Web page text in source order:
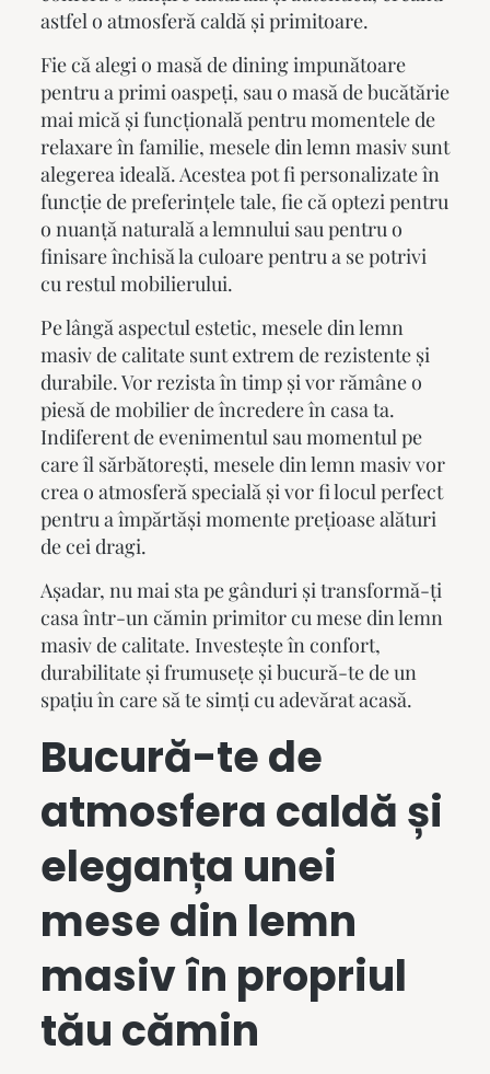
astfel o atmosferă caldă și primitoare.
Fie că alegi o masă de dining impunătoare
pentru a primi oaspeți, sau o masă de bucătărie
mai mică și funcțională pentru momentele de
relaxare în familie, mesele din lemn masivsunt
alegerea ideală. Acestea pot fi personalizate în
funcție de preferințele tale, fie că optezi pentru
o nuanță naturală a lemnului sau pentru o
finisare închisă la culoare pentru a se potrivi
cu restul mobilierului.
Pe lângă aspectul estetic, mesele din lemn
masivde calitate sunt extrem de rezistente și
durabile. Vor rezista în timp și vor rămâne o
piesă de mobilier de încredere în casa ta.
Indiferent de evenimentul sau momentul pe
care îl sărbătorești, mesele din lemn masivvor
crea o atmosferă specială și vor fi locul perfect
pentru a împărtăși momente prețioase alături
de cei dragi.
Așadar, nu mai sta pe gânduri și transformă-ți
casa într-un cămin primitor cumese din lemn
masivde calitate. Investește în confort,
durabilitate și frumusețe și bucură-te de un
spațiu în care să te simți cu adevărat acasă.
Bucură-te de
atmosfera caldă și
eleganța unei
mese din lemn
masivîn propriul
tău cămin